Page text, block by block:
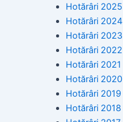
Hotărâri 2025
Hotărâri 2024
Hotărâri 2023
Hotărâri 2022
Hotărâri 2021
Hotărâri 2020
Hotărâri 2019
Hotărâri 2018